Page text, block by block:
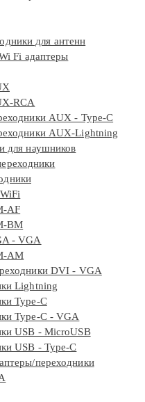
для антенн
Fi адаптеры
RCA
AUX - Type-C
AUX-Lightning
для наушников
AF
BM
- VGA
АМ
DVI - VGA
Lightning
Type-C
Type-C - VGA
USB - MicroUSB
USB - Type-C
переходники